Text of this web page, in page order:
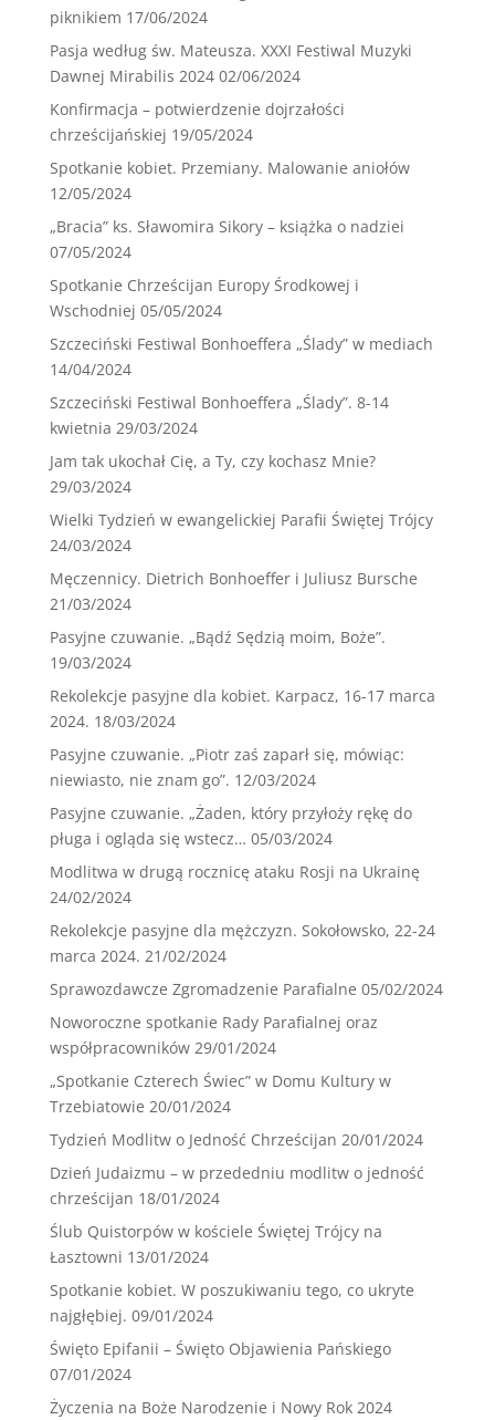
piknikiem 17/06/2024
Pasja według św. Mateusza. XXXI Festiwal Muzyki
Dawnej Mirabilis 2024 02/06/2024
Konfirmacja – potwierdzenie dojrzałości
chrześcijańskiej 19/05/2024
Spotkanie kobiet. Przemiany. Malowanie aniołów
12/05/2024
„Bracia” ks. Sławomira Sikory – książka o nadziei
07/05/2024
Spotkanie Chrześcijan Europy Środkowej i
Wschodniej 05/05/2024
Szczeciński Festiwal Bonhoeffera „Ślady” w mediach
14/04/2024
Szczeciński Festiwal Bonhoeffera „Ślady”. 8-14
kwietnia 29/03/2024
Jam tak ukochał Cię, a Ty, czy kochasz Mnie?
29/03/2024
Wielki Tydzień w ewangelickiej Parafii Świętej Trójcy
24/03/2024
Męczennicy. Dietrich Bonhoeffer i Juliusz Bursche
21/03/2024
Pasyjne czuwanie. „Bądź Sędzią moim, Boże”.
19/03/2024
Rekolekcje pasyjne dla kobiet. Karpacz, 16-17 marca
2024. 18/03/2024
Pasyjne czuwanie. „Piotr zaś zaparł się, mówiąc:
niewiasto, nie znam go”. 12/03/2024
Pasyjne czuwanie. „Żaden, który przyłoży rękę do
pługa i ogląda się wstecz… 05/03/2024
Modlitwa w drugą rocznicę ataku Rosji na Ukrainę
24/02/2024
Rekolekcje pasyjne dla mężczyzn. Sokołowsko, 22-24
marca 2024. 21/02/2024
Sprawozdawcze Zgromadzenie Parafialne 05/02/2024
Noworoczne spotkanie Rady Parafialnej oraz
współpracowników 29/01/2024
„Spotkanie Czterech Świec” w Domu Kultury w
Trzebiatowie 20/01/2024
Tydzień Modlitw o Jedność Chrześcijan 20/01/2024
Dzień Judaizmu – w przededniu modlitw o jedność
chrześcijan 18/01/2024
Ślub Quistorpów w kościele Świętej Trójcy na
Łasztowni 13/01/2024
Spotkanie kobiet. W poszukiwaniu tego, co ukryte
najgłębiej. 09/01/2024
Święto Epifanii – Święto Objawienia Pańskiego
07/01/2024
Życzenia na Boże Narodzenie i Nowy Rok 2024